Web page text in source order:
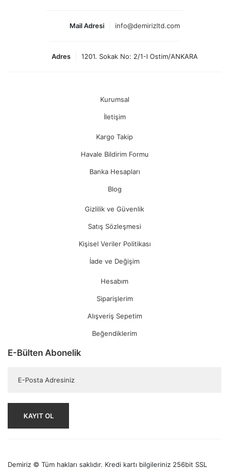
Mail Adresi info@demirizltd.com
Adres 1201. Sokak No: 2/1-I Ostim/ANKARA
Kurumsal
İletişim
Kargo Takip
Havale Bildirim Formu
Banka Hesapları
Blog
Gizlilik ve Güvenlik
Satış Sözleşmesi
Kişisel Veriler Politikası
İade ve Değişim
Hesabım
Siparişlerim
Alışveriş Sepetim
Beğendiklerim
E-Bülten Abonelik
KAYIT OL
Demiriz © Tüm hakları saklıdır. Kredi kartı bilgileriniz 256bit SSL